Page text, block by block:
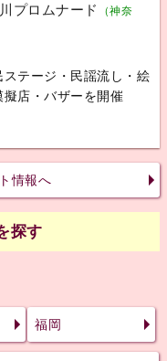
プロムナード
（神奈
テージ・民謡流し・絵
擬店・バザーを開催
情報へ
探す
福岡